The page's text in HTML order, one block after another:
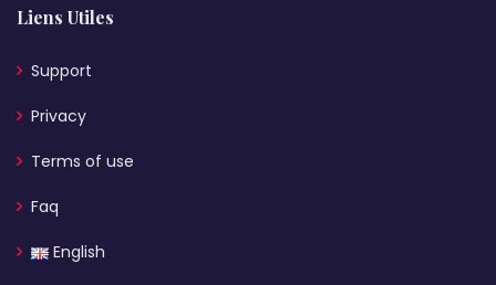
Liens Utiles
Support
Privacy
Terms of use
Faq
English